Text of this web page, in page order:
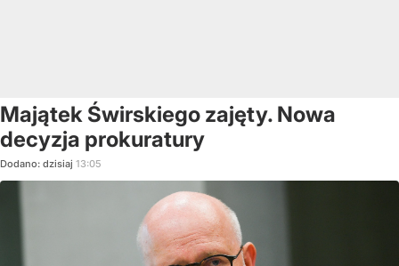
Majątek Świrskiego zajęty. Nowa
decyzja prokuratury
Dodano: dzisiaj 13:05